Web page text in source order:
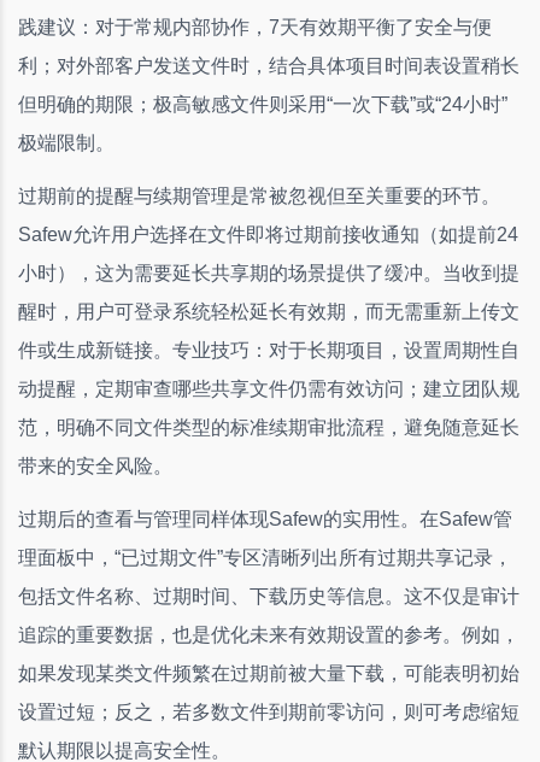
践建议：对于常规内部协作，7天有效期平衡了安全与便
利；对外部客户发送文件时，结合具体项目时间表设置稍长
但明确的期限；极高敏感文件则采用“一次下载”或“24小时”
极端限制。
过期前的提醒与续期管理是常被忽视但至关重要的环节。
Safew允许用户选择在文件即将过期前接收通知（如提前24
小时），这为需要延长共享期的场景提供了缓冲。当收到提
醒时，用户可登录系统轻松延长有效期，而无需重新上传文
件或生成新链接。专业技巧：对于长期项目，设置周期性自
动提醒，定期审查哪些共享文件仍需有效访问；建立团队规
范，明确不同文件类型的标准续期审批流程，避免随意延长
带来的安全风险。
过期后的查看与管理同样体现Safew的实用性。在Safew管
理面板中，“已过期文件”专区清晰列出所有过期共享记录，
包括文件名称、过期时间、下载历史等信息。这不仅是审计
追踪的重要数据，也是优化未来有效期设置的参考。例如，
如果发现某类文件频繁在过期前被大量下载，可能表明初始
设置过短；反之，若多数文件到期前零访问，则可考虑缩短
默认期限以提高安全性。